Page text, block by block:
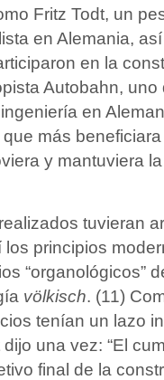
Fritz Todt, un
en Alemania,
en la
Autobahn,
en
más
y mantuviera
tuvieran
principios
“organológicos”
völkisch. (11)
tenían un lazo
dijo una vez: “El
final de la